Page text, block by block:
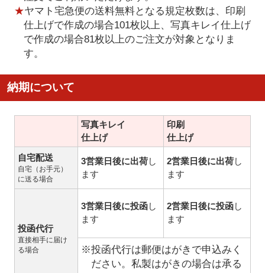
★ヤマト宅急便の送料無料となる規定枚数は、印刷
仕上げで作成の場合101枚以上、写真キレイ仕上げ
で作成の場合81枚以上のご注文が対象となりま
す。
納期について
写真キレイ
仕上げ
印刷
仕上げ
自宅配送
自宅（お手元）
に送る場合
3営業日後に出荷し
ます
2営業日後に出荷し
ます
投函代行
直接相手に届け
る場合
3営業日後に投函し
ます
2営業日後に投函し
ます
※投函代行は郵便はがきで申込みく
ださい。私製はがきの場合は承る